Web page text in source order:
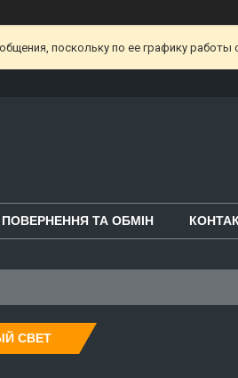
поскольку по ее графику
ПОВЕРНЕННЯ ТА ОБМІН
СВЕТ